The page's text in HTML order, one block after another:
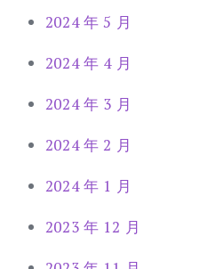
2024 年 5 月
2024 年 4 月
2024 年 3 月
2024 年 2 月
2024 年 1 月
2023 年 12 月